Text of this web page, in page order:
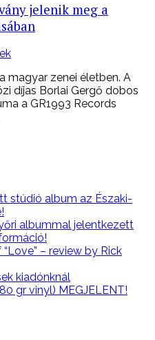
jelenik meg a
magyar zenei életben. A
díjas Borlai Gergő dobos
a GR1993 Records
stúdió album az Északi-
albummal jelentkezett
– review by Rick
kiadónknál
gr vinyl) MEGJELENT!